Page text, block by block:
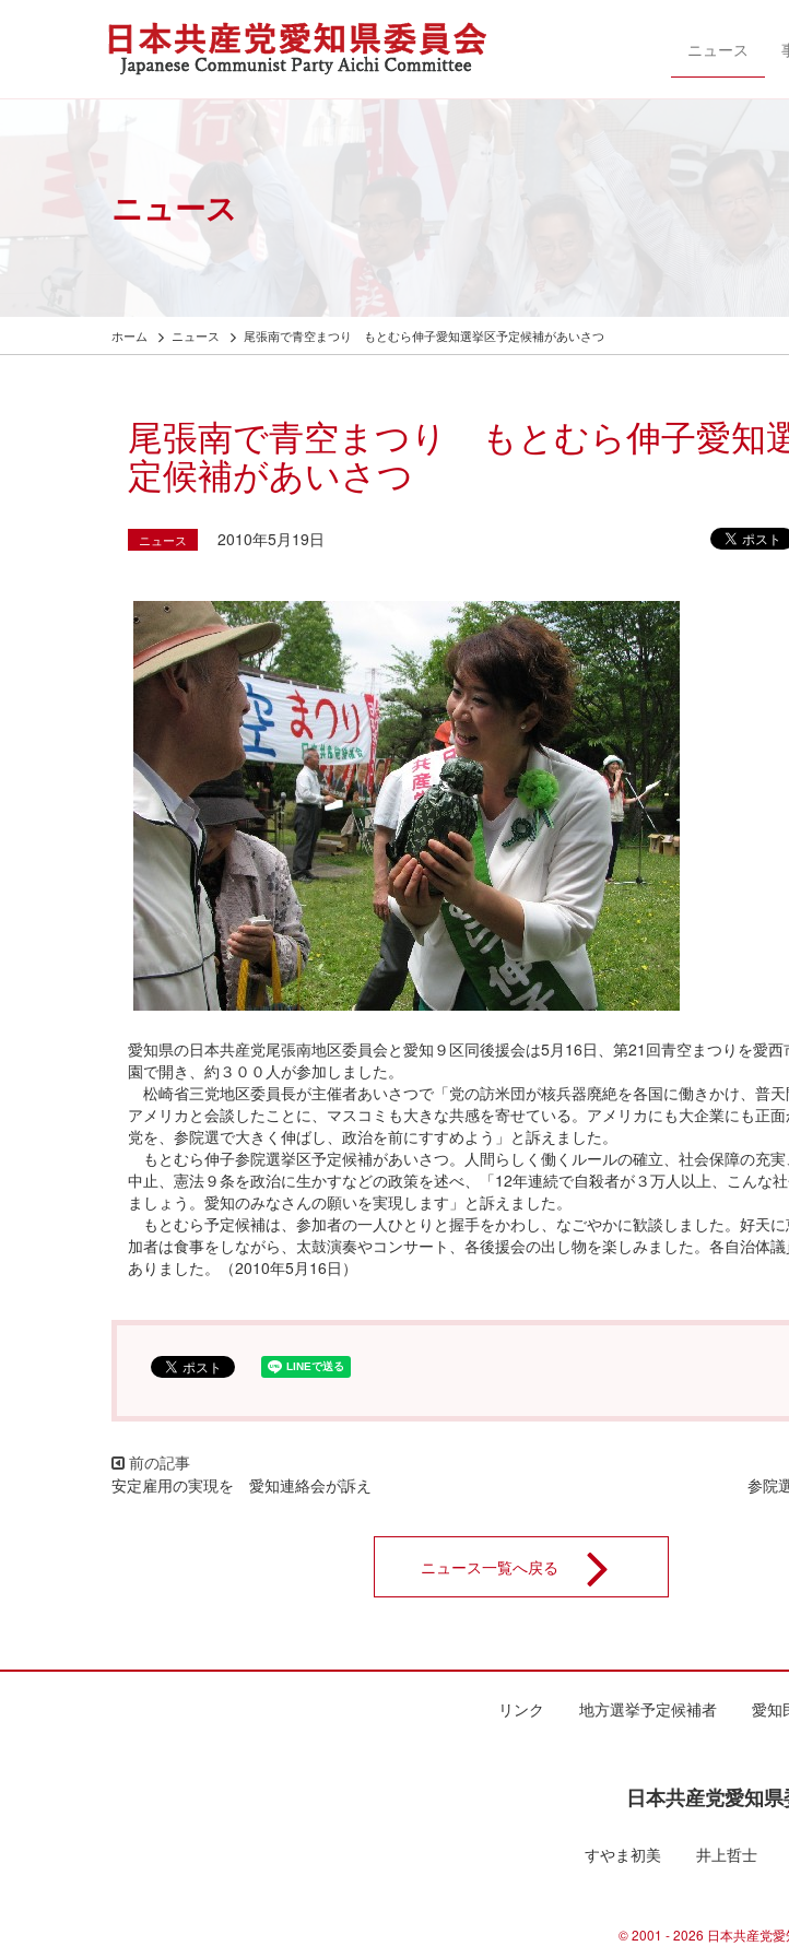
ニュース
ニュース
ホーム ニュース 尾張南で青空まつり もとむら伸子愛知選挙区予定候補があいさつ
尾張南で青空まつり もとむら伸子愛知
定候補があいさつ
ニュース 2010年5月19日
愛知県の日本共産党尾張南地区委員会と愛知９区同後援会は5月16日、第21回青空まつりを愛
園で開き、約３００人が参加しました。
松崎省三党地区委員長が主催者あいさつで「党の訪米団が核兵器廃絶を各国に働きかけ、普
アメリカと会談したことに、マスコミも大きな共感を寄せている。アメリカにも大企業にも正
党を、参院選で大きく伸ばし、政治を前にすすめよう」と訴えました。
もとむら伸子参院選挙区予定候補があいさつ。人間らしく働くルールの確立、社会保障の充
中止、憲法９条を政治に生かすなどの政策を述べ、「12年連続で自殺者が３万人以上、こんな
ましょう。愛知のみなさんの願いを実現します」と訴えました。
もとむら予定候補は、参加者の一人ひとりと握手をかわし、なごやかに歓談しました。好天
加者は食事をしながら、太鼓演奏やコンサート、各後援会の出し物を楽しみました。各自治体
ありました。（2010年5月16日）
安定雇用の実現を 愛知連絡会が訴え 参院
ニュース一覧へ戻る
リンク 地方選挙予定候補者 愛知
日本共産党愛知
すやま初美 井上哲士
© 2001 - 2026 日本共産党愛